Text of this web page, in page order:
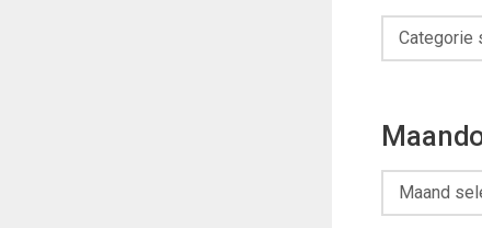
Categorieën